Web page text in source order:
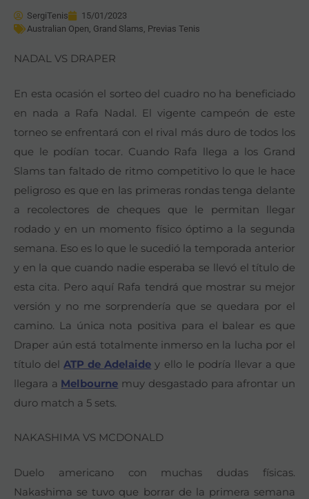
SergiTenis
15/01/2023
Australian Open, Grand Slams, Previas Tenis
NADAL VS DRAPER
En esta ocasión el sorteo del cuadro no ha beneficiado
en nada a Rafa Nadal. El vigente campeón de este
torneo se enfrentará con el rival más duro de todos los
que le podían tocar. Cuando Rafa llega a los Grand
Slams tan faltado de ritmo competitivo lo que le hace
peligroso es que en las primeras rondas tenga delante
a recolectores de cheques que le permitan llegar
rodado y en un momento físico óptimo a la segunda
semana. Eso es lo que le sucedió la temporada anterior
y en la que cuando nadie esperaba se llevó el título de
esta cita. Pero aquí Rafa tendrá que mostrar su mejor
versión y no me sorprendería que se quedara por el
camino. La única nota positiva para el balear es que
Draper aún está totalmente inmerso en la lucha por el
título delATP de Adelaide y ello le podría llevar a que
llegara a Melbourne muy desgastado para afrontar un
duro match a 5 sets.
NAKASHIMA VS MCDONALD
Duelo americano con muchas dudas físicas.
Nakashima se tuvo que borrar de la primera semana